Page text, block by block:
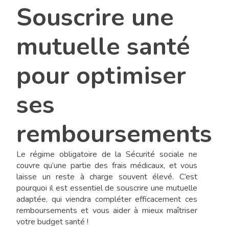
Souscrire une
mutuelle santé
pour optimiser
ses
remboursements
Le régime obligatoire de la Sécurité sociale ne
couvre qu’une partie des frais médicaux, et vous
laisse un reste à charge souvent élevé. C’est
pourquoi il est essentiel de souscrire une mutuelle
adaptée, qui viendra compléter efficacement ces
remboursements et vous aider à mieux maîtriser
votre budget santé !